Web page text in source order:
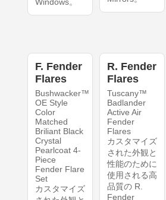
F. Fender
Flares
Bushwacker™
OE Style
Color
Matched
Briliant Black
Crystal
Pearlcoat 4-
Piece
Fender Flare
Set
カスタマイズ
R. Fender
Flares
Tuscany™
Badlander
Active Air
Fender
Flares
カスタマイズ
された外観と
性能のために
使用される高
品質の R.
Fender